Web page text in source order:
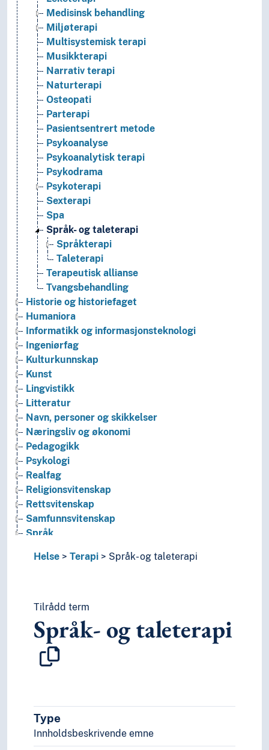
Medisinsk behandling
Miljøterapi
Multisystemisk terapi
Musikkterapi
Narrativ terapi
Naturterapi
Osteopati
Parterapi
Pasientsentrert metode
Psykoanalyse
Psykoanalytisk terapi
Psykodrama
Psykoterapi
Sexterapi
Spa
Språk- og taleterapi
Språkterapi
Taleterapi
Terapeutisk allianse
Tvangsbehandling
Historie og historiefaget
Humaniora
Informatikk og informasjonsteknologi
Ingeniørfag
Kulturkunnskap
Kunst
Lingvistikk
Litteratur
Navn, personer og skikkelser
Næringsliv og økonomi
Pedagogikk
Psykologi
Realfag
Religionsvitenskap
Rettsvitenskap
Samfunnsvitenskap
Språk
Helse Terapi Språk- og taleterapi
Tilrådd term
Språk- og taleterapi
Type
Innholdsbeskrivende emne